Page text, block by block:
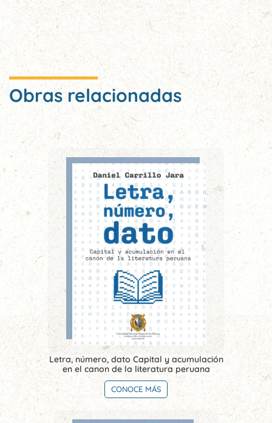
Obras relacionadas
Letra, número, dato Capital y acumulación
en el canon de la literatura peruana
CONOCE MÁS